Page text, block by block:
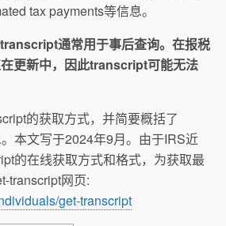
tax payments等信息。
通常用于事后查询。在报税
更新中，因此transcript可能无法
的获取方式，并简要概括了
本文写于2024年9月。由于IRS近
的在线获取方式和格式，为获取最
transcript网页:
get-transcript